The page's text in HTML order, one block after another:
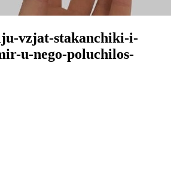
vzjat-stakanchiki-i-
u-nego-poluchilos-